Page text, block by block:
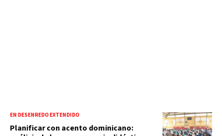
EN DESENREDO EXTENDIDO
Planificar con acento dominicano: